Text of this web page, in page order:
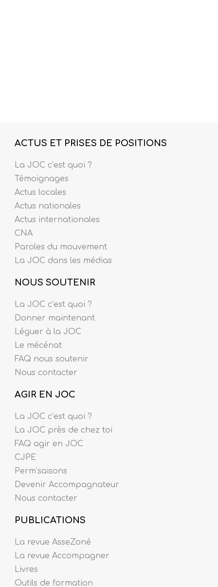
ACTUS ET PRISES DE POSITIONS
La JOC c’est quoi ?
Témoignages
Actus locales
Actus nationales
Actus internationales
CNA
Paroles du mouvement
La JOC dans les médias
NOUS SOUTENIR
La JOC c’est quoi ?
Donner maintenant
Léguer à la JOC
Le mécénat
FAQ nous soutenir
Nous contacter
AGIR EN JOC
La JOC c’est quoi ?
La JOC près de chez toi
FAQ agir en JOC
CJPE
Perm’saisons
Devenir Accompagnateur
Nous contacter
PUBLICATIONS
La revue AsseZoné
La revue Accompagner
Livres
Outils de formation